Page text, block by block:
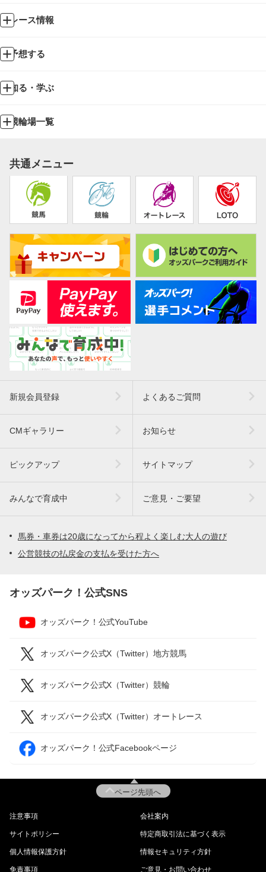
レース情報
予想する
知る・学ぶ
競輪場一覧
共通メニュー
新規会員登録 よくあるご質問
CMギャラリー お知らせ
ピックアップ サイトマップ
みんなで育成中 ご意見・ご要望
馬券・車券は20歳になってから程よく楽しむ大人の遊び
公営競技の払戻金の支払を受けた方へ
オッズパーク！公式SNS
オッズパーク！公式YouTube
オッズパーク公式X（Twitter）地方競馬
オッズパーク公式X（Twitter）競輪
オッズパーク公式X（Twitter）オートレース
オッズパーク！公式Facebookページ
ページ先頭へ
注意事項 会社案内
サイトポリシー 特定商取引法に基づく表示
個人情報保護方針 情報セキュリティ方針
免責事項 ご意見・お問い合わせ